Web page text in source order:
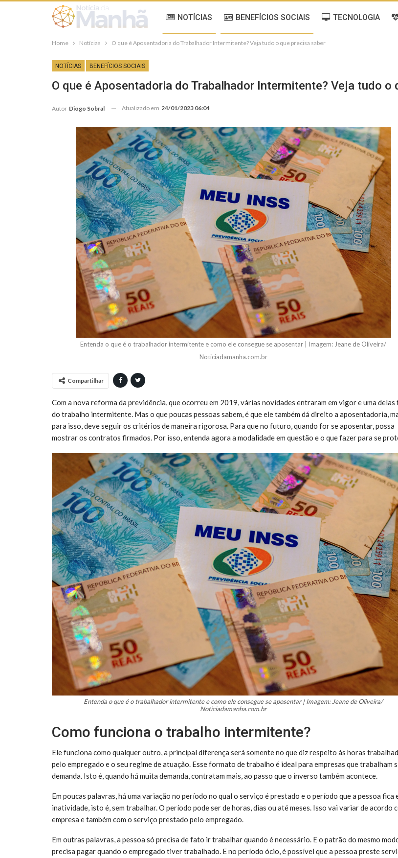
NOTÍCIAS BENEFÍCIOS SOCIAIS TECNOLOGIA
Home Notícias O que é Aposentadoria do Trabalhador Intermitente? Veja tudo o que precisa saber
NOTÍCIAS BENEFÍCIOS SOCIAIS
O que é Aposentadoria do Trabalhador Intermitente? Veja tudo o
Autor Diogo Sobral Atualizado em 24/01/2023 06:04
Entenda o que é o trabalhador intermitente e como ele consegue se aposentar | Imagem: Jeane de Oliveira/
Noticiadamanha.com.br
Compartilhar
Com a nova reforma da previdência, que ocorreu em 2019, várias novidades entraram em vigor e uma delas
do trabalho intermitente. Mas o que poucas pessoas sabem, é que ele também dá direito a aposentadoria,
para isso, deve seguir os critérios de maneira rigorosa. Para que no futuro, quando for se aposentar, possa
mostrar os contratos firmados. Por isso, entenda agora a modalidade em questão e o que fazer para se
Entenda o que é o trabalhador intermitente e como ele consegue se aposentar | Imagem: Jeane de Oliveira/
Noticiadamanha.com.br
Como funciona o trabalho intermitente?
Ele funciona como qualquer outro, a principal diferença será somente no que diz respeito às horas
pelo empregado e o seu regime de atuação. Esse formato de trabalho é ideal para empresas que trabalham
demanda. Isto é, quando há muita demanda, contratam mais, ao passo que o inverso também acontece.
Em poucas palavras, há uma variação no período no qual o serviço é prestado e o período que a pessoa fica
inatividade, isto é, sem trabalhar. O período pode ser de horas, dias ou até meses. Isso vai variar de acordo
empresa e também com o serviço prestado pelo empregado.
Em outras palavras, a pessoa só precisa de fato ir trabalhar quando é necessário. E o patrão do mesmo
precisa pagar quando o empregado tiver trabalhado. E no período ócio, é possível que a pessoa preste